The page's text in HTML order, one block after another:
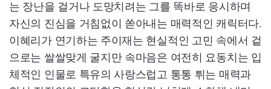
는 장난을 걸거나 도망치려는 그를 똑바로 응시하며
자신의 진심을 거침없이 쏟아내는 매력적인 캐릭터다.
이혜리가 연기하는 주이재는 현실적인 고민 속에서 겉
으로는 쌀쌀맞게 굴지만 속마음은 여전히 요동치는 입
체적인 인물로 특유의 사랑스럽고 통통 튀는 매력과